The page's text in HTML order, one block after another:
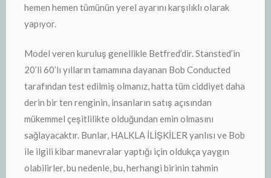
hemen hemen tümünün yerel ayarını karşılıklı olarak
yapıyor.
Model veren kuruluş genellikle Betfred’dir. Stansted’in
20’li 60’lı yılların tamamına dayanan Bob Conducted
tarafından test edilmiş olmanız, hatta tüm ciddiyet daha
derin bir ten renginin, insanların satış açısından
mükemmel çeşitlilikte olduğundan emin olmasını
sağlayacaktır. Bunlar, HALKLA İLİŞKİLER yanlısı ve Bob
ile ilgili kibar manevralar yaptığı için oldukça yaygın
olabilirler, bu nedenle, bu, herhangi birinin tahmin